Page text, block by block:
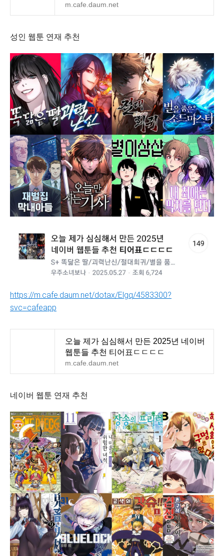
m.cafe.daum.net
성인 웹툰 연재 추천
https://m.cafe.daum.net/dotax/Elgq/4583300?
svc=cafeapp
오늘 제가 심심해서 만든 2025년 네이버
웹툰들 추천 티어표ㄷㄷㄷㄷ
m.cafe.daum.net
네이버 웹툰 연재 추천